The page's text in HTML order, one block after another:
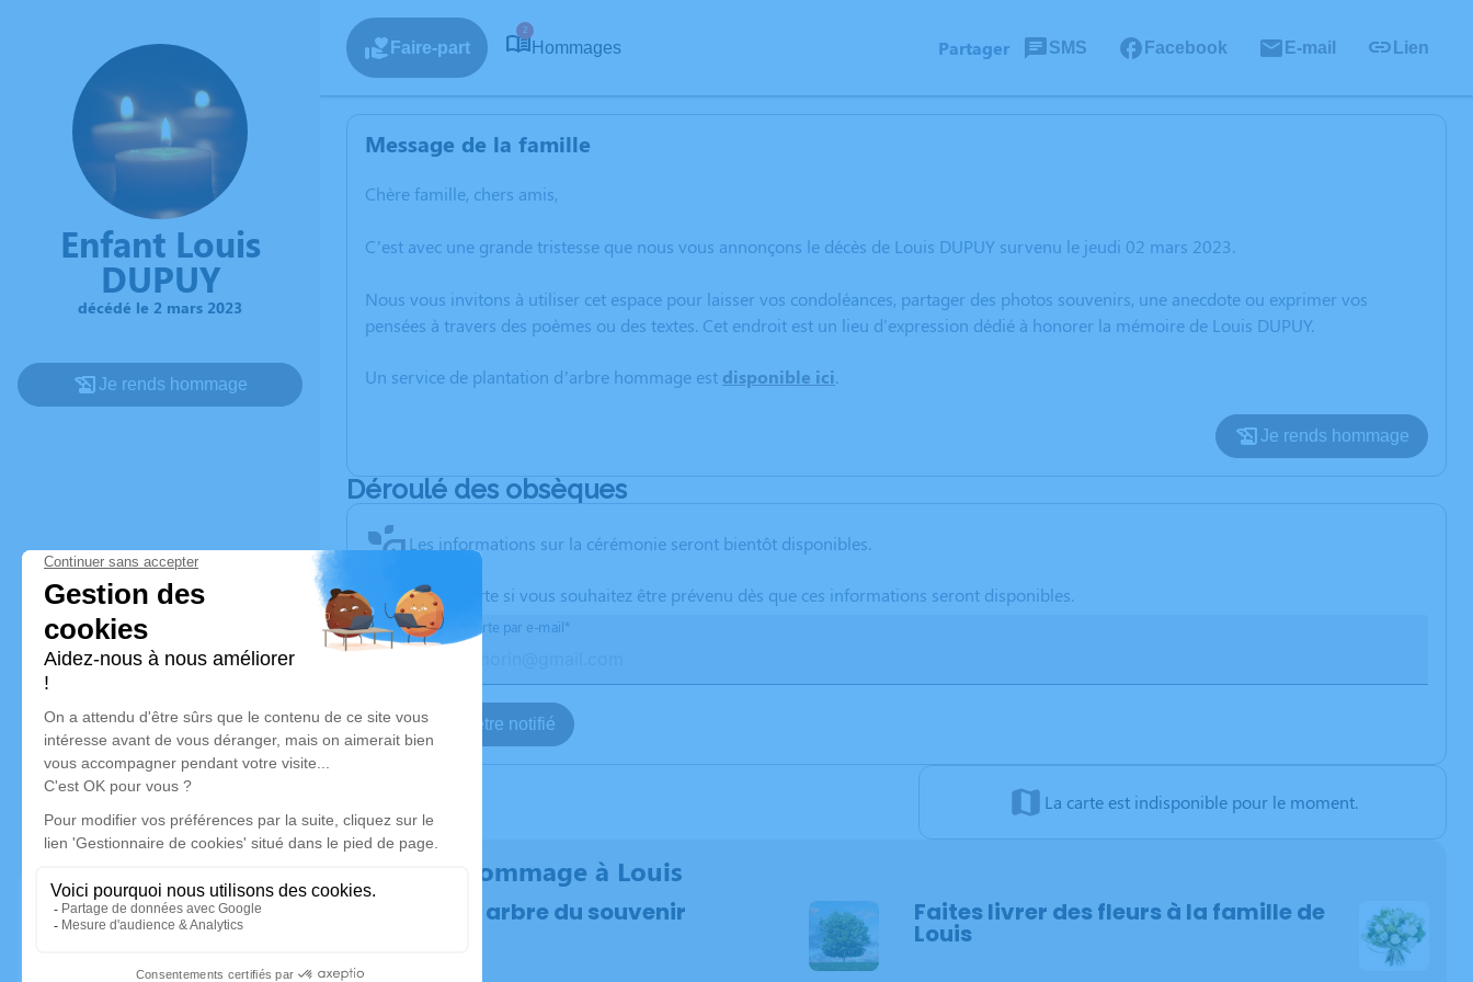
Enfant Louis
DUPUY
décédé le 2 mars 2023
Je rends hommage
Faire-part
2
Hommages Partager SMS Facebook E-mail Lien
Message de la famille
Chère famille, chers amis,
C’est avec une grande tristesse que nous vous annonçons le décès de Louis DUPUY survenu le jeudi 02 mars 2023.
Nous vous invitons à utiliser cet espace pour laisser vos condoléances, partager des photos souvenirs, une anecdote ou exprimer vos
pensées à travers des poèmes ou des textes. Cet endroit est un lieu d'expression dédié à honorer la mémoire de Louis DUPUY.
Un service de plantation d’arbre hommage est disponible ici.
Je rends hommage
Déroulé des obsèques
Les informations sur la cérémonie seront bientôt disponibles.
Activez une alerte si vous souhaitez être prévenu dès que ces informations seront disponibles.
Recevoir une alerte par e-mail*
Je veux être notifié
La carte est indisponible pour le moment.
Rendez hommage à Louis
Plantez un arbre du souvenir Faites livrer des fleurs à la famille de
Louis